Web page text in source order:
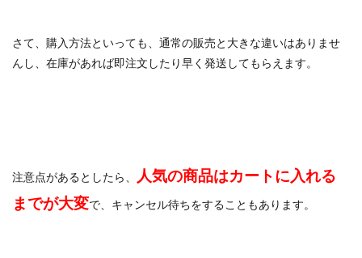
さて、購入方法といっても、通常の販売と大きな違いはありませ
んし、在庫があれば即注文したり早く発送してもらえます。
注意点があるとしたら、
人気の商品はカートに入れる
までが大変で、キャンセル待ちをすることもあります。